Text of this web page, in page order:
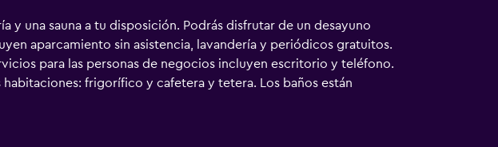
y una sauna a tu disposición. Podrás disfrutar de un desayuno
aparcamiento sin asistencia, lavandería y periódicos gratuitos.
para las personas de negocios incluyen escritorio y teléfono.
frigorífico y cafetera y tetera. Los baños están
solicitar tabla de planchar con plancha. Los servicios de
actividades de ocio y esparcimiento que se indican más abajo